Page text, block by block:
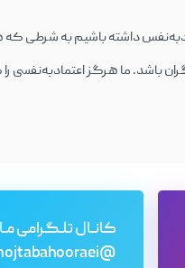
داشته باشیم به شرطی که
ما هرگز اعتمادبه‌نفسی را
کانـال تلـگرامی مـا
@mojtabahooraei